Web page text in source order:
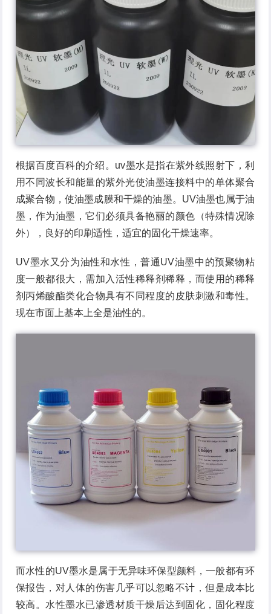
根据百度百科的介绍。uv墨水是指在紫外线照射下，利
用不同波长和能量的紫外光使油墨连接料中的单体聚合
成聚合物，使油墨成膜和干燥的油墨。UV油墨也属于油
墨，作为油墨，它们必须具备艳丽的颜色（特殊情况除
外），良好的印刷适性，适宜的固化干燥速率。
UV墨水又分为油性和水性，普通UV油墨中的预聚物粘
度一般都很大，需加入活性稀释剂稀释，而使用的稀释
剂丙烯酸酯类化合物具有不同程度的皮肤刺激和毒性。
现在市面上基本上全是油性的。
而水性的UV墨水是属于无异味环保型颜料，一般都有环
保报告，对人体的伤害几乎可以忽略不计，但是成本比
较高。水性墨水已渗透材质干燥后达到固化，固化程度